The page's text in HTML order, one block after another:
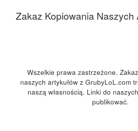
Zakaz Kopiowania Naszych
Wszelkie prawa zastrzeżone.
naszych artykułów z GrubyLoL.com
naszą własnością. Linki do
publikować.